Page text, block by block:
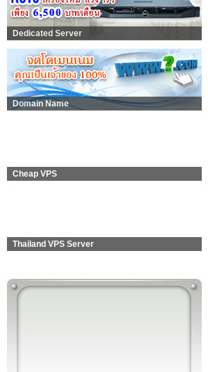
Dedicated Server
Domain Name
Cheap VPS
Thailand VPS Server